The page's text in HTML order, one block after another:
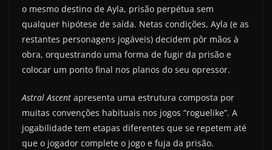
o mesmo destino de Ayla, prisão perpétua sem
qualquer hipótese de saída. Netas condições, Ayla (e as
restantes personagens jogáveis) decidem pôr mãos à
obra, orquestrando uma forma de fugir da prisão e
colocar um ponto final nos planos do seu opressor.
Astral Ascent apresenta uma estrutura composta por
muitas convenções habituais nos jogos “roguelike”. A
jogabilidade tem etapas diferentes que se repetem até
que o jogador complete o jogo e fuja da prisão.